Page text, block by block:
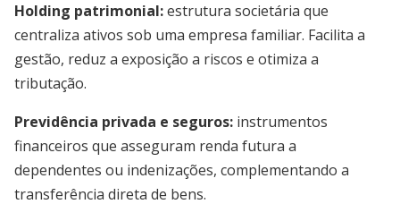
Holding patrimonial:estrutura societária que
centraliza ativos sob uma empresa familiar. Facilita a
gestão, reduz a exposição a riscos e otimiza a
tributação.
Previdência privada e seguros: instrumentos
financeiros que asseguram renda futura a
dependentes ou indenizações, complementando a
transferência direta de bens.